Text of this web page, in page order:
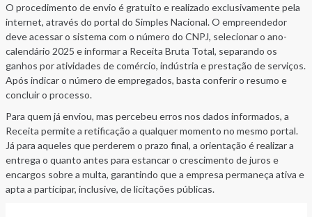
O procedimento de envio é gratuito e realizado exclusivamente pela
internet, através do portal do Simples Nacional. O empreendedor
deve acessar o sistema com o número do CNPJ, selecionar o ano-
calendário 2025 e informar a Receita Bruta Total, separando os
ganhos por atividades de comércio, indústria e prestação de serviços.
Após indicar o número de empregados, basta conferir o resumo e
concluir o processo.
Para quem já enviou, mas percebeu erros nos dados informados, a
Receita permite a retificação a qualquer momento no mesmo portal.
Já para aqueles que perderem o prazo final, a orientação é realizar a
entrega o quanto antes para estancar o crescimento de juros e
encargos sobre a multa, garantindo que a empresa permaneça ativa e
apta a participar, inclusive, de licitações públicas.